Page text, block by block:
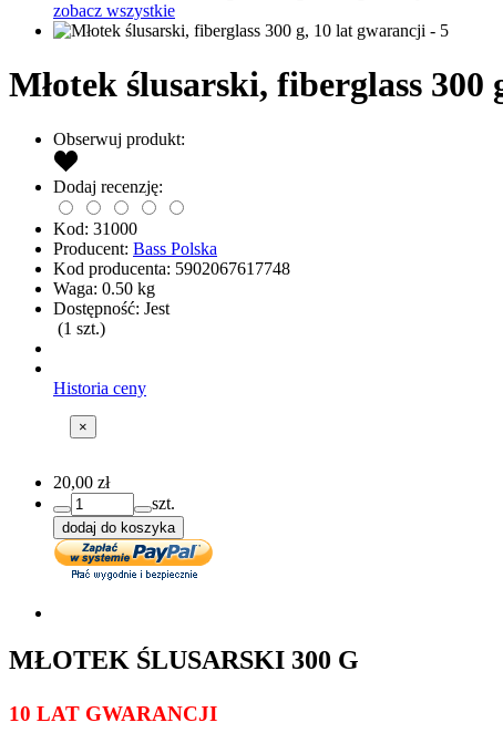
zobacz wszystkie
Młotek ślusarski, fiberglass
Obserwuj produkt:
Dodaj recenzję:
Kod: 31000
Producent: Bass Polska
Kod producenta: 5902067617748
Waga: 0.50 kg
Dostępność: Jest
(1 szt.)
Historia ceny
×
20,00 zł
szt.
dodaj do koszyka
MŁOTEK ŚLUSARSKI 300 G
10 LAT GWARANCJI